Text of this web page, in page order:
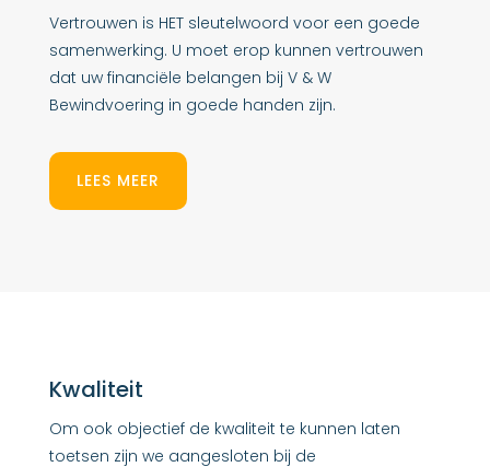
Vertrouwen is HET sleutelwoord voor een goede
samenwerking. U moet erop kunnen vertrouwen
dat uw financiële belangen bij V & W
Bewindvoering in goede handen zijn.
LEES MEER
Kwaliteit
Om ook objectief de kwaliteit te kunnen laten
toetsen zijn we aangesloten bij de